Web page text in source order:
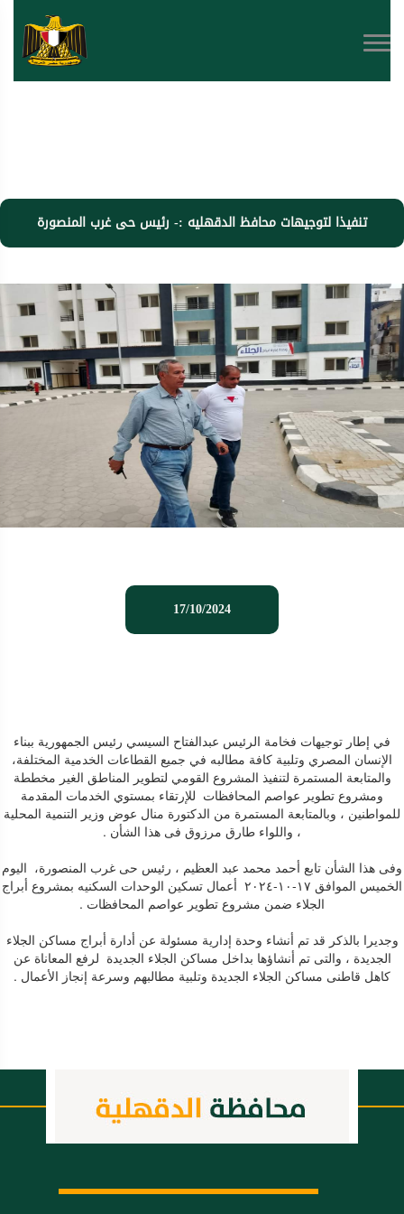
تنفيذا لتوجيهات محافظ الدقهليه :- رئيس حى غرب المنصورة
مشروع تطوير عواصم المحافظات
17/10/2024
في إطار توجيهات فخامة الرئيس عبدالفتاح السيسي رئيس الجمهورية ببناء
الإنسان المصري وتلبية كافة مطالبه في جميع القطاعات الخدمية المختلفة،
والمتابعة المستمرة لتنفيذ المشروع القومي لتطوير المناطق الغير مخططة
ومشروع تطوير عواصم المحافظات للإرتقاء بمستوي الخدمات المقدمة
للمواطنين ، وبالمتابعة المستمرة من الدكتورة منال عوض وزير التنمية المحلية
، واللواء طارق مرزوق فى هذا الشأن .
وفى هذا الشأن تابع أحمد محمد عبد العظيم ، رئيس حى غرب المنصورة، اليوم
الخميس الموافق ١٧-١٠-٢٠٢٤ أعمال تسكين الوحدات السكنيه بمشروع أبراج
الجلاء ضمن مشروع تطوير عواصم المحافظات .
وجديرا بالذكر قد تم أنشاء وحدة إدارية مسئولة عن أدارة أبراج مساكن الجلاء
الجديدة ، والتى تم أنشاؤها بداخل مساكن الجلاء الجديدة لرفع المعاناة عن
كاهل قاطنى مساكن الجلاء الجديدة وتلبية مطالبهم وسرعة إنجاز الأعمال .